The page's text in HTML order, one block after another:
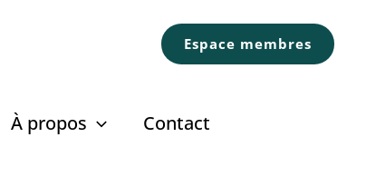
Espace membres
À propos Contact